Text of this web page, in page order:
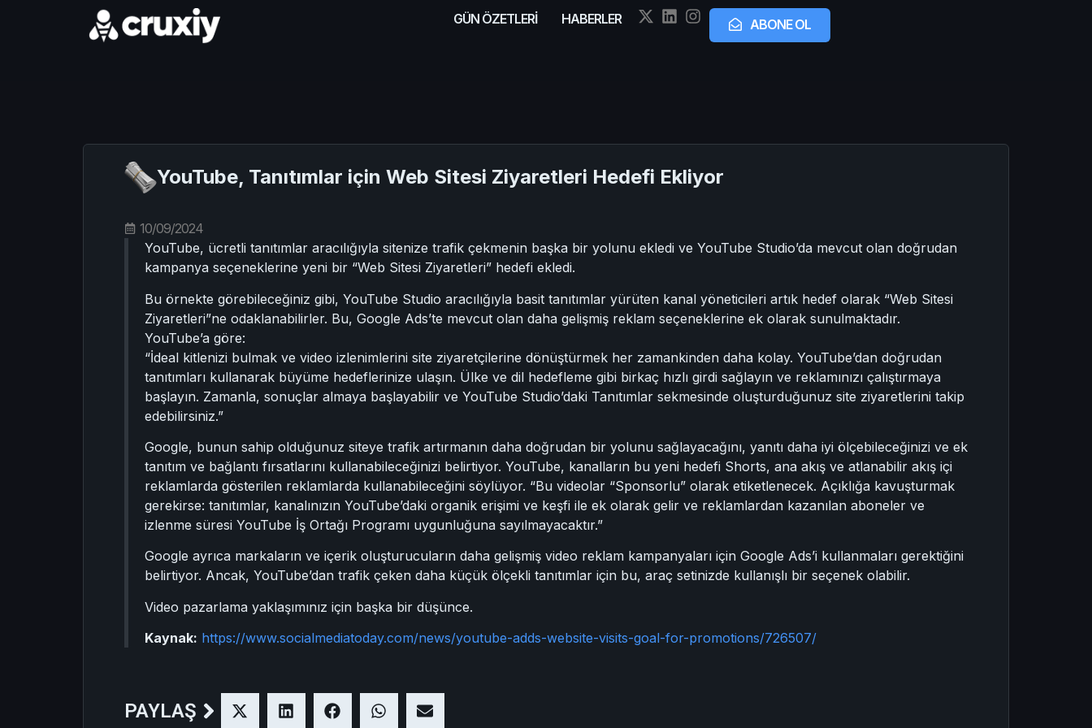
GÜN ÖZETLERİ HABERLER ABONE OL
YouTube, Tanıtımlar için Web Sitesi Ziyaretleri Hedefi Ekliyor
10/09/2024
YouTube, ücretli tanıtımlar aracılığıyla sitenize trafik çekmenin başka bir yolunu ekledi ve YouTube Studio’da mevcut olan doğrudan
kampanya seçeneklerine yeni bir “Web Sitesi Ziyaretleri” hedefi ekledi.
Bu örnekte görebileceğiniz gibi, YouTube Studio aracılığıyla basit tanıtımlar yürüten kanal yöneticileri artık hedef olarak “Web Sitesi
Ziyaretleri”ne odaklanabilirler. Bu, Google Ads’te mevcut olan daha gelişmiş reklam seçeneklerine ek olarak sunulmaktadır.
YouTube’a göre:
“İdeal kitlenizi bulmak ve video izlenimlerini site ziyaretçilerine dönüştürmek her zamankinden daha kolay. YouTube’dan doğrudan
tanıtımları kullanarak büyüme hedeflerinize ulaşın. Ülke ve dil hedefleme gibi birkaç hızlı girdi sağlayın ve reklamınızı çalıştırmaya
başlayın. Zamanla, sonuçlar almaya başlayabilir ve YouTube Studio’daki Tanıtımlar sekmesinde oluşturduğunuz site ziyaretlerini takip
edebilirsiniz.”
Google, bunun sahip olduğunuz siteye trafik artırmanın daha doğrudan bir yolunu sağlayacağını, yanıtı daha iyi ölçebileceğinizi ve ek
tanıtım ve bağlantı fırsatlarını kullanabileceğinizi belirtiyor. YouTube, kanalların bu yeni hedefi Shorts, ana akış ve atlanabilir akış içi
reklamlarda gösterilen reklamlarda kullanabileceğini söylüyor. “Bu videolar “Sponsorlu” olarak etiketlenecek. Açıklığa kavuşturmak
gerekirse: tanıtımlar, kanalınızın YouTube’daki organik erişimi ve keşfi ile ek olarak gelir ve reklamlardan kazanılan aboneler ve
izlenme süresi YouTube İş Ortağı Programı uygunluğuna sayılmayacaktır.”
Google ayrıca markaların ve içerik oluşturucuların daha gelişmiş video reklam kampanyaları için Google Ads’i kullanmaları gerektiğini
belirtiyor. Ancak, YouTube’dan trafik çeken daha küçük ölçekli tanıtımlar için bu, araç setinizde kullanışlı bir seçenek olabilir.
Video pazarlama yaklaşımınız için başka bir düşünce.
Kaynak: https://www.socialmediatoday.com/news/youtube-adds-website-visits-goal-for-promotions/726507/
PAYLAŞ